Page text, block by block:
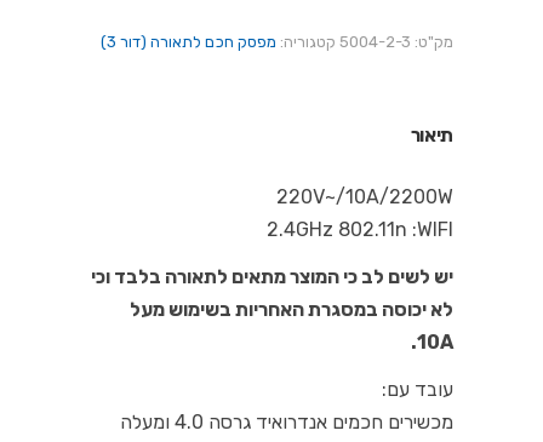
מק"ט: 5004-2-3 קטגוריה: מפסק חכם לתאורה (דור 3)
תיאור
220V~/10A/2200W
2.4GHz 802.11n :WIFI
יש לשים לב כי המוצר מתאים לתאורה בלבד וכי
לא יכוסה במסגרת האחריות בשימוש מעל
10A.
עובד עם:
מכשירים חכמים אנדרואיד גרסה 4.0 ומעלה